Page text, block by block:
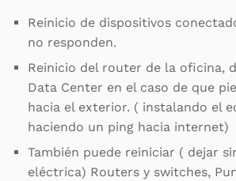
Reinicio de dispositivos
no responden.
Reinicio del router de la oficina,
Data Center en el caso de que
hacia el exterior. ( instalando el
haciendo un ping hacia internet)
También puede reiniciar ( dejar
eléctrica) Routers y switches,